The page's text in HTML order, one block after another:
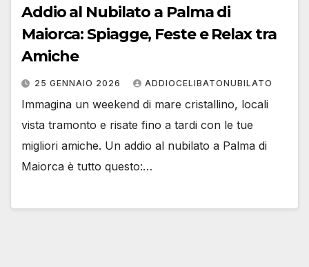
Addio al Nubilato a Palma di
Maiorca: Spiagge, Feste e Relax tra
Amiche
25 GENNAIO 2026 ADDIOCELIBATONUBILATO
Immagina un weekend di mare cristallino, locali
vista tramonto e risate fino a tardi con le tue
migliori amiche. Un addio al nubilato a Palma di
Maiorca è tutto questo:…